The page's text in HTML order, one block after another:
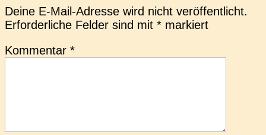
Deine E-Mail-Adresse wird nicht veröffentlicht.
Erforderliche Felder sind mit * markiert
Kommentar *